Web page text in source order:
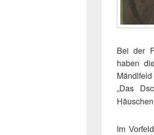
Bei der
haben
„Das
Im